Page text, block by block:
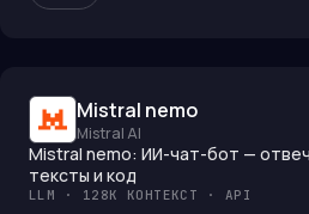
Mistral nemo
Mistral AI
Mistral nemo: ИИ-чат-бот —
тексты и код
LLM · 128K КОНТЕКСТ · API